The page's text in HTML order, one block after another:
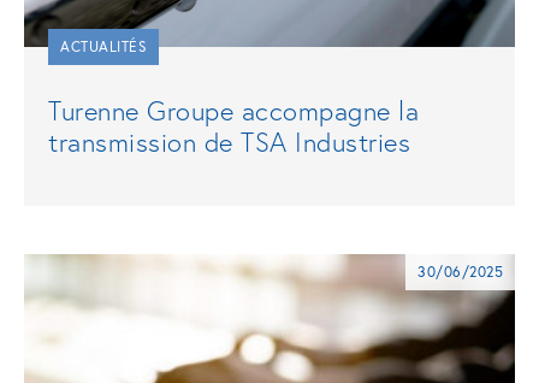
ACTUALITÉS
Turenne Groupe accompagne la
transmission de TSA Industries
30/06/2025